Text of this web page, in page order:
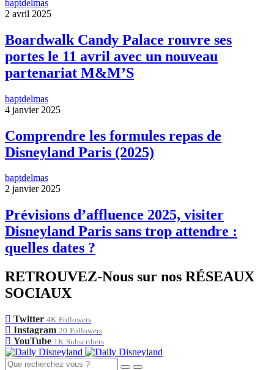
baptdelmas
2 avril 2025
Boardwalk Candy Palace rouvre ses
portes le 11 avril avec un nouveau
partenariat M&M’S
baptdelmas
4 janvier 2025
Comprendre les formules repas de
Disneyland Paris (2025)
baptdelmas
2 janvier 2025
Prévisions d’affluence 2025, visiter
Disneyland Paris sans trop attendre :
quelles dates ?
RETROUVEZ-Nous sur nos RÉSEAUX
SOCIAUX
Twitter 4K Followers
Instagram 20 Followers
YouTube 1K Subscribers